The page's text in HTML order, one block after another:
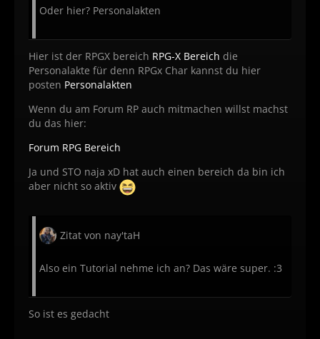
Oder hier? Personalakten
Hier ist der RPGX bereich RPG-X Bereich die
Personalakte für denn RPGx Char kannst du hier
posten Personalakten
Wenn du am Forum RP auch mitmachen willst machst
du das hier:
Forum RPG Bereich
Ja und STO naja xD hat auch einen bereich da bin ich
aber nicht so aktiv
Zitat von nay'taH
Also ein Tutorial nehme ich an? Das wäre super. :3
So ist es gedacht